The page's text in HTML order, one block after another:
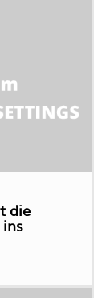
die